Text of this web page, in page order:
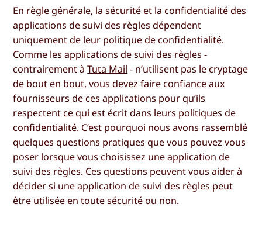
En règle générale, la sécurité et la confidentialité des
applications de suivi des règles dépendent
uniquement de leur politique de confidentialité.
Comme les applications de suivi des règles -
contrairement àTuta Mail - n’utilisent pas le cryptage
de bout en bout, vous devez faire confiance aux
fournisseurs de ces applications pour qu’ils
respectent ce qui est écrit dans leurs politiques de
confidentialité. C’est pourquoi nous avons rassemblé
quelques questions pratiques que vous pouvez vous
poser lorsque vous choisissez une application de
suivi des règles. Ces questions peuvent vous aider à
décider si une application de suivi des règles peut
être utilisée en toute sécurité ou non.